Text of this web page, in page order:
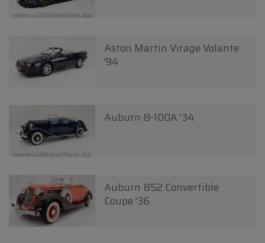
Aston Martin Virage Volante
'94
Auburn 8-100A '34
Auburn 852 Convertible
Coupe '36